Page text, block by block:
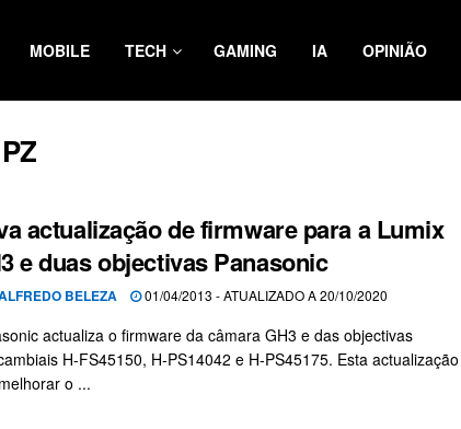
MOBILE TECH GAMING IA OPINIÃO
actualização de firmware para a Lumix
e duas objectivas Panasonic
BELEZA 01/04/2013 - ATUALIZADO A 20/10/2020
actualiza o firmware da câmara GH3 e das objectivas
H-FS45150, H-PS14042 e H-PS45175. Esta actualização
o ...